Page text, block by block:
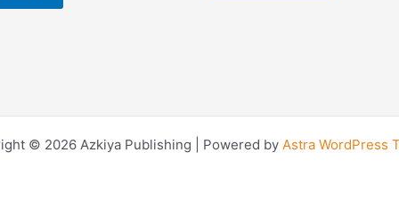
© 2026 Azkiya Publishing | Powered by Astra WordPress